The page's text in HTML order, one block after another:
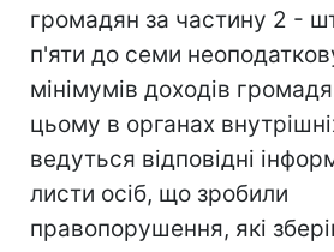
громадян за частину 2 -
п'яти до семи
мінімумів доходів
цьому в органах
ведуться відповідні
листи осіб, що зробили
правопорушення, які